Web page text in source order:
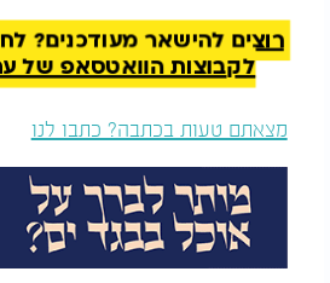
רוצים להישאר מעודכנים?
לקבוצות הוואטסאפ של ערוץ
מצאתם טעות בכתבה? כתבו לנו